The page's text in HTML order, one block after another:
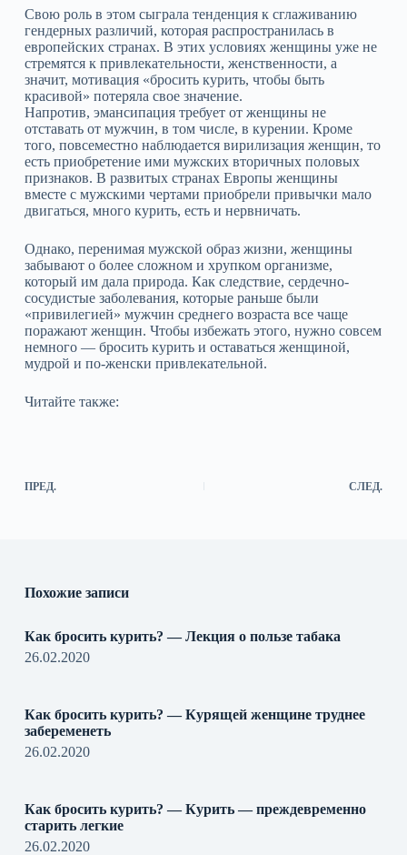
Свою роль в этом сыграла тенденция к сглаживанию
гендерных различий, которая распространилась в
европейских странах. В этих условиях женщины уже не
стремятся к привлекательности, женственности, а
значит, мотивация «бросить курить, чтобы быть
красивой» потеряла свое значение.
Напротив, эмансипация требует от женщины не
отставать от мужчин, в том числе, в курении. Кроме
того, повсеместно наблюдается вирилизация женщин, то
есть приобретение ими мужских вторичных половых
признаков. В развитых странах Европы женщины
вместе с мужскими чертами приобрели привычки мало
двигаться, много курить, есть и нервничать.
Однако, перенимая мужской образ жизни, женщины
забывают о более сложном и хрупком организме,
который им дала природа. Как следствие, сердечно-
сосудистые заболевания, которые раньше были
«привилегией» мужчин среднего возраста все чаще
поражают женщин. Чтобы избежать этого, нужно совсем
немного — бросить курить и оставаться женщиной,
мудрой и по-женски привлекательной.
Читайте также:
ПРЕД. СЛЕД.
Похожие записи
Как бросить курить? — Лекция о пользе табака
26.02.2020
Как бросить курить? — Курящей женщине труднее
забеременеть
26.02.2020
Как бросить курить? — Курить — преждевременно
старить легкие
26.02.2020